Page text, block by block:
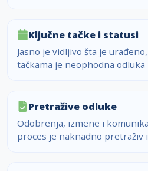
Ključne tačke i statusi
Jasno je vidljivo šta je
tačkama je neophodna
Pretražive odluke
Odobrenja, izmene i
proces je naknadno pretraživ